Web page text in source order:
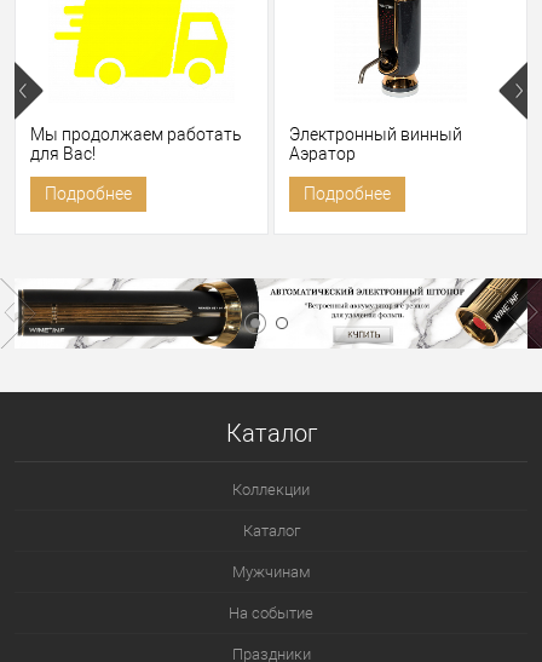
Мы продолжаем работать
для Вас!
Подробнее
Электронный винный
Аэратор
Подробнее
Каталог
Коллекции
Каталог
Мужчинам
На событие
Праздники